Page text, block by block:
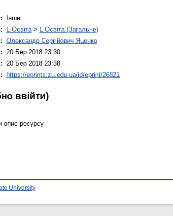
Інше
L Освіта> L Освіта (Загальне)
Олександр Сергійович Яценко
20 Бер 2018 23:30
20 Бер 2018 23:38
https://eprints.zu.edu.ua/id/eprint/26821
ввійти)
опис ресурсу
University